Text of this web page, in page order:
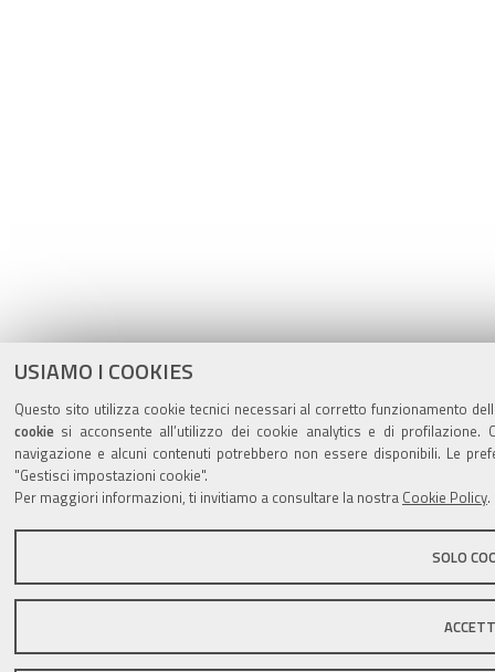
USIAMO I COOKIES
Questo sito utilizza cookie tecnici necessari al corretto funzionamento
cookie si acconsente all’utilizzo dei cookie analytics e di
navigazione e alcuni contenuti potrebbero non essere disponibili. Le
"Gestisci impostazioni cookie".
Per maggiori informazioni, ti invitiamo a consultare la nostra Cookie Policy.
SOLO